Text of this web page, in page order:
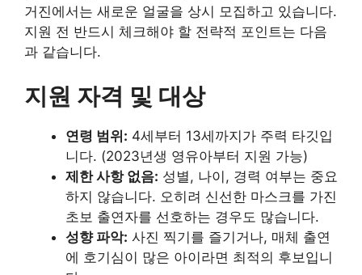
거진에서는 새로운 얼굴을 상시 모집하고 있습니다.
지원 전 반드시 체크해야 할 전략적 포인트는 다음
과 같습니다.
지원 자격 및 대상
연령 범위: 4세부터 13세까지가 주력 타깃입
니다. (2023년생 영유아부터 지원 가능)
제한 사항 없음: 성별, 나이, 경력 여부는 중요
하지 않습니다. 오히려 신선한 마스크를 가진
초보 출연자를 선호하는 경우도 많습니다.
성향 파악: 사진 찍기를 즐기거나, 매체 출연
에 호기심이 많은 아이라면 최적의 후보입니